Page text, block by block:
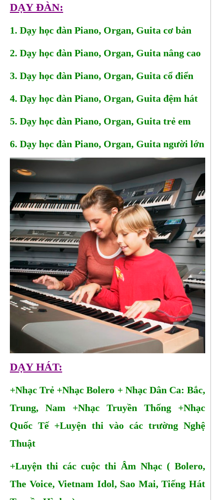
DẠY ĐÀN:
1. Dạy học đàn Piano, Organ, Guita cơ bản
2. Dạy học đàn Piano, Organ, Guita nâng cao
3. Dạy học đàn Piano, Organ, Guita cổ điển
4. Dạy học đàn Piano, Organ, Guita đệm hát
5. Dạy học đàn Piano, Organ, Guita trẻ em
6. Dạy học đàn Piano, Organ, Guita người lớn
DẠY HÁT:
+Nhạc Trẻ +Nhạc Bolero + Nhạc Dân Ca: Bắc,
Trung, Nam +Nhạc Truyền Thống +Nhạc
Quốc Tế +Luyện thi vào các trường Nghệ
Thuật
+Luyện thi các cuộc thi Âm Nhạc ( Bolero,
The Voice, Vietnam Idol, Sao Mai, Tiếng Hát